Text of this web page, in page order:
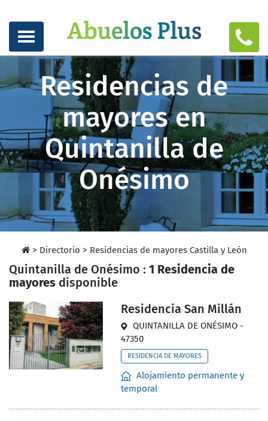
Residencias de
mayores en
Quintanilla de
Onésimo
> Directorio > Residencias de mayores Castilla y León
Quintanilla de Onésimo : 1 Residencia de
mayores disponible
Residencia San Millán
QUINTANILLA DE ONÉSIMO -
47350
RESIDENCIA DE MAYORES
Alojamiento permanente y
temporal